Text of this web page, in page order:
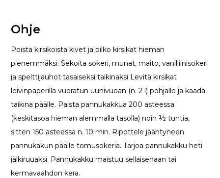
Ohje
Poista kirsikoista kivet ja pilko kirsikat hieman
pienemmäksi. Sekoita sokeri, munat, maito, vanilliinisokeri
ja spelttijauhot tasaiseksi taikinaksi Levitä kirsikat
leivinpaperilla vuoratun uunivuoan (n. 2 l) pohjalle ja kaada
taikina päälle. Paista pannukakkua 200 asteessa
(keskitasoa hieman alemmalla tasolla) noin ½ tuntia,
sitten 150 asteessa n. 10 min. Ripottele jäähtyneen
pannukakun päälle tomusokeria. Tarjoa pannukakku heti
jälkiruuaksi. Pannukakku maistuu sellaisenaan tai
kermavaahdon kera.